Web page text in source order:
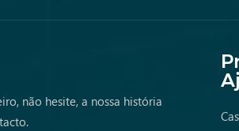
não hesite, a nossa história